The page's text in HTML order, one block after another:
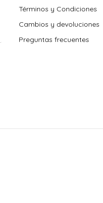
Términos y Condiciones
Cambios y devoluciones
Preguntas frecuentes